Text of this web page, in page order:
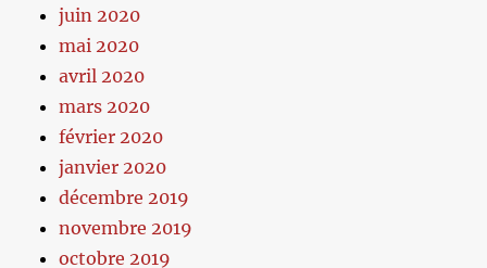
juin 2020
mai 2020
avril 2020
mars 2020
février 2020
janvier 2020
décembre 2019
novembre 2019
octobre 2019